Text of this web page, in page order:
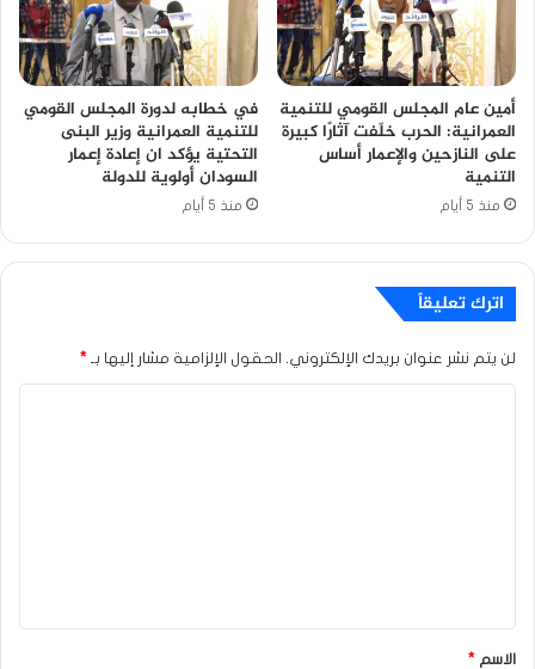
أمين عام المجلس القومي للتنمية
العمرانية: الحرب خلّفت آثارًا كبيرة
على النازحين والإعمار أساس
التنمية
منذ 5 أيام
في خطابه لدورة المجلس القومي
للتنمية العمرانية وزير البنى
التحتية يؤكد ان إعادة إعمار
السودان أولوية للدولة
منذ 5 أيام
اترك تعليقاً
لن يتم نشر عنوان بريدك الإلكتروني. الحقول الإلزامية مشار إليها بـ *
*
الاسم *